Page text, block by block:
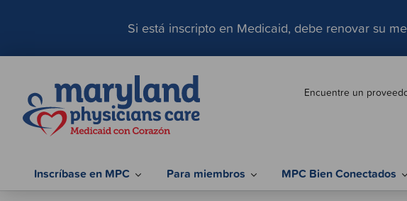
t
Si está inscripto en Medicaid, debe renovar su
Inscríbase en MPC Para miembros MPC Bien Conectados
Encuentre un